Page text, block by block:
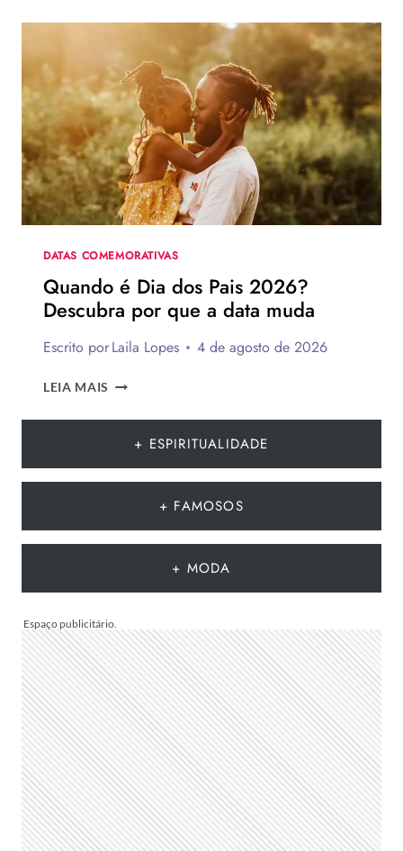
DOS
MAIS
DE
75
IDEIAS
PARA
TE
INSPIRAR
A
MONTAR
SUA
PRESENTEAR
OU
DATAS COMEMORATIVAS
Quando é Dia dos Pais 2026?
Descubra por que a data muda
Escrito porLaila Lopes 4 de agosto de 2026
LEIA MAIS QUANDO
DIA
QUE
MUDA
+ ESPIRITUALIDADE
+ FAMOSOS
+ MODA